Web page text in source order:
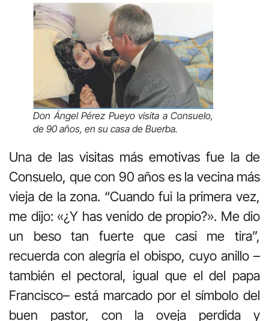
Don Ángel Pérez Pueyo visita a Consuelo,
de 90 años, en su casa de Buerba.
Una de las visitas más emotivas fue la de
Consuelo, que con 90 años es la vecina más
vieja de la zona. “Cuando fui la primera vez,
me dijo: «¿Y has venido de propio?». Me dio
un beso tan fuerte que casi me tira”,
recuerda con alegría el obispo, cuyo anillo –
también el pectoral, igual que el del papa
Francisco– está marcado por el símbolo del
buen pastor, con la oveja perdida y